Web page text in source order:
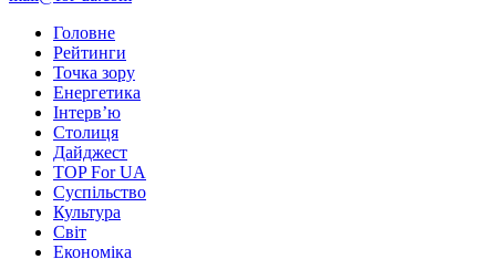
Головне
Рейтинги
Точка зору
Енергетика
Інтерв’ю
Столиця
Дайджест
TOP For UA
Суспiльство
Культура
Світ
Економіка